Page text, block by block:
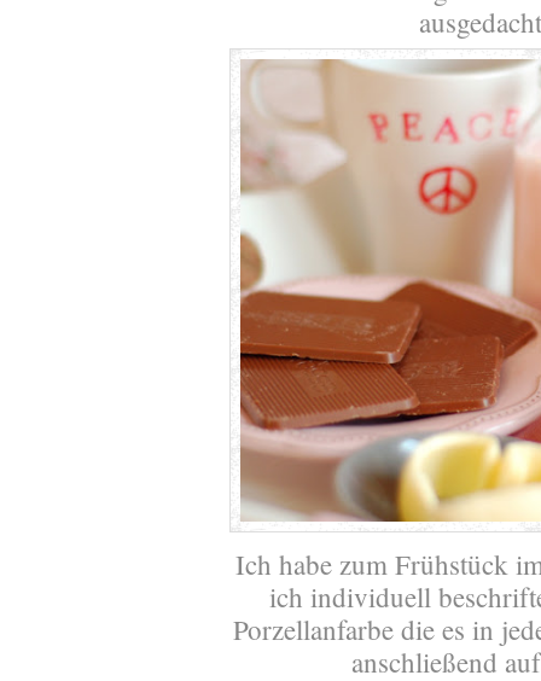
Ich habe zum Frühstück
ich individuell
Porzellanfarbe die es in
anschließend